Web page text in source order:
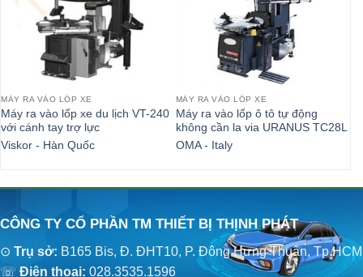
MÁY RA VÀO LỐP XE
Máy ra vào lốp xe du lịch VT-240
với cánh tay trợ lực
Viskor - Hàn Quốc
MÁY RA VÀO LỐP XE
Máy ra vào lốp ô tô tự động
không cần la via URANUS TC28L
OMA - Italy
CÔNG TY CỔ PHẦN TM THIẾT BỊ THỊNH PHÁT
⊙ Trụ sở: B165 Bis, Đ. ĐHT10, P. Đông Hưng Thuận, Tp.HCM
☏ Điện thoại: 028.3535.1596